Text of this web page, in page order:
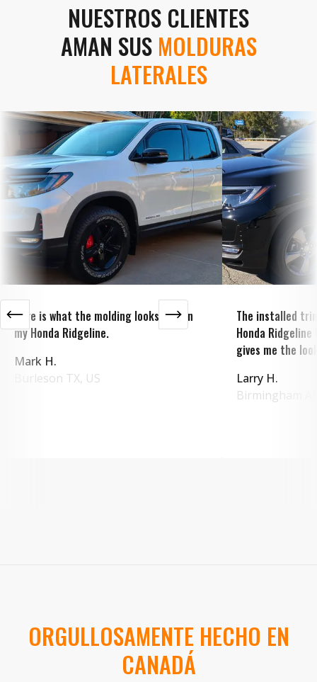
NUESTROS CLIENTES
AMAN SUS MOLDURAS
LATERALES
Here is what the molding looks like on
my Honda Ridgeline.
Mark H.
Burleson TX, US
The installed
Honda Ridgeline
gives me the
Larry H.
Birmingham
ORGULLOSAMENTE HECHO EN
CANADÁ